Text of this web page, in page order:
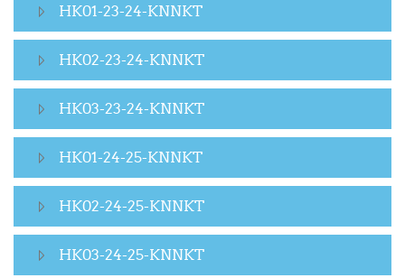
HK01-23-24-KNNKT
HK02-23-24-KNNKT
HK03-23-24-KNNKT
HK01-24-25-KNNKT
HK02-24-25-KNNKT
HK03-24-25-KNNKT